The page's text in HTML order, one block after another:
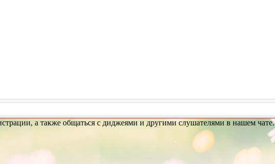
а также общаться с диджеями и другими слушателями в нашем чате.